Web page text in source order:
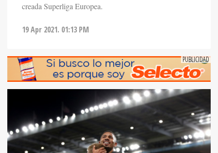
creada Superliga Europea.
19 Apr 2021. 01:13 PM